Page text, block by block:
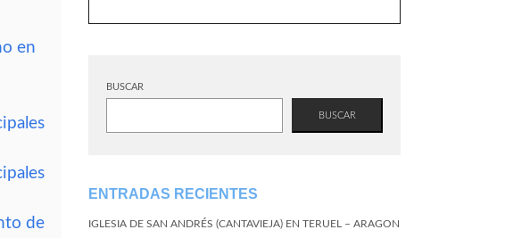
en
de
BUSCAR
BUSCAR
ENTRADAS RECIENTES
IGLESIA DE SAN ANDRÉS (CANTAVIEJA) EN TERUEL – ARAGON